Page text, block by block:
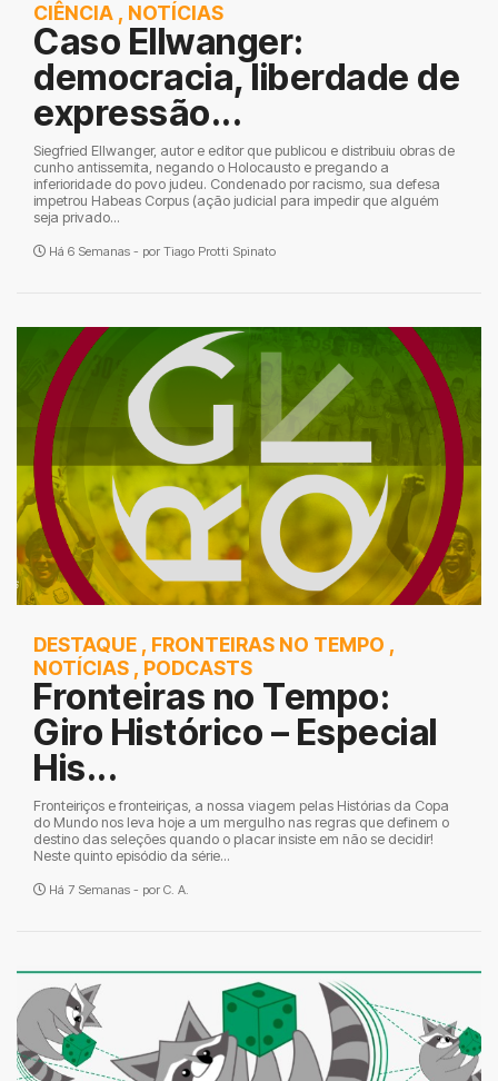
CIÊNCIA , NOTÍCIAS
Caso Ellwanger:
democracia, liberdade de
expressão...
Siegfried Ellwanger, autor e editor que publicou e distribuiu obras de
cunho antissemita, negando o Holocausto e pregando a
inferioridade do povo judeu. Condenado por racismo, sua defesa
impetrou Habeas Corpus (ação judicial para impedir que alguém
seja privado...
Há 6 Semanas - por Tiago Protti Spinato
DESTAQUE , FRONTEIRAS NO TEMPO ,
NOTÍCIAS , PODCASTS
Fronteiras no Tempo:
Giro Histórico – Especial
His...
Fronteiriços e fronteiriças, a nossa viagem pelas Histórias da Copa
do Mundo nos leva hoje a um mergulho nas regras que definem o
destino das seleções quando o placar insiste em não se decidir!
Neste quinto episódio da série...
Há 7 Semanas - por C. A.